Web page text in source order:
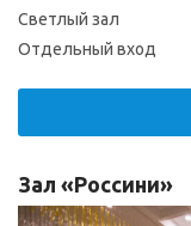
Светлый зал
Отдельный вход
Зал «Россини»